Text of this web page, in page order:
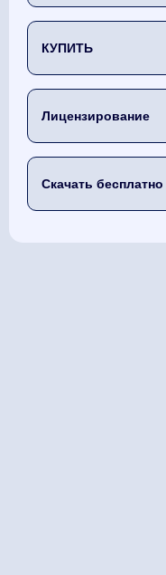
КУПИТЬ
Лицензирование
Скачать бесплатно